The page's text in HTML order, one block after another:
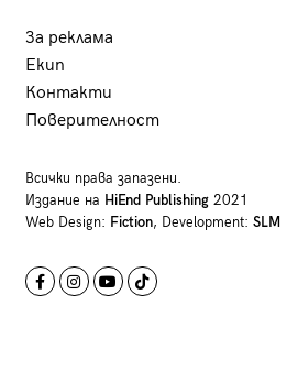
За реклама
Екип
Контакти
Поверителност
Всички права запазени.
Издание на HiEnd Publishing2021
Web Design: Fiction, Development: SLM